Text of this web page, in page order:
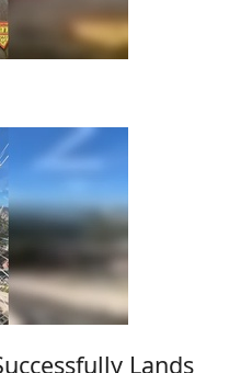
Lands